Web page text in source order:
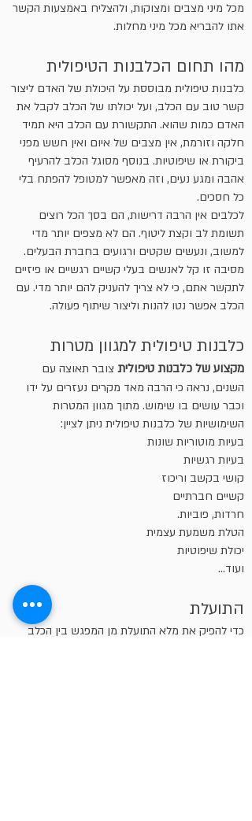
מכל מיני מצבים ומצוקות, ולהצליח באמצעות הקשר
אתו להבריא מכל מיני מחלות.
מהו תחום הכלבנות הטיפולית
כלבנות טיפולית מבוססת על היכולת של האדם ליצור
קשר טוב עם הכלב, ועל יכולתו של הכלב לקבל את
האדם כמות שהוא. התקשורת עם הכלב היא תמיד
חלקה וזורמת, אין מצבים של איום ואין חשש מפני
ביקורת או שיפוטיות. בנוסף מסוגל הכלב להרעיף
אהבה ומגע נעים, וזה מאפשר למטופל להפתח בלי
כל חסכים.
לכלבים אין הרבה דרישות, הם בסך הכל רוצים
תשומת לב וקצת ליטוף. הם לא מצפים יותר מדי
למשוב, ונעשים שקטים ורגועים בחברת הבעלים.
מסיבה זו קל לאנשים בעלי קשיים רגשיים או פיזיים
לתקשר אתם, כי לא צריך להעניק להם יותר מדי. עם
הכלב אפשר נטו להנות וליצור שיתוף פעולה.
כלבנות טיפולית למגוון מטרות
מקצוע של כלבנות טיפולית צובר תאוצה עם
השנים, נראה כי הרבה מאד מקרים נעזרים על ידו
וכבר עושים בו שימוש. מתוך מגוון המטרות
השימושיות של כלבנות טיפולית ניתן לציין:
בעיות מוטוריות שונות
בעיות רגשיות
קושי בקשב וריכוז
קשיים חברתיים
חרדות, פוביות.
הטלת משמעת עצמית
יכולת שיפוטיות
ועוד...
התועלת
כדי להפיק את מלא התועלת מן המפגש בין הכלב